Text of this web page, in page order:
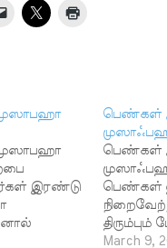
இரண்டு
பெண்கள்
பெண்கள்
பெண்கள்
ஆண்களும்
March 9,